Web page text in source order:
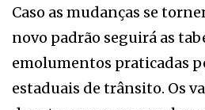
Caso as mudanças se
novo padrão seguirá as
emolumentos praticadas
estaduais de trânsito. Os